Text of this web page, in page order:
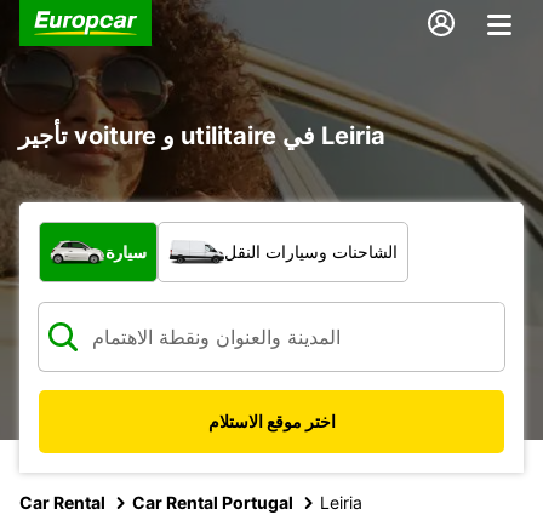
تأجير voiture و utilitaire في Leiria
ما نوع المركبة؟
سيارة الشاحنات وسيارات النقل
اختر موقع الاستلام
Car Rental Car Rental Portugal Leiria